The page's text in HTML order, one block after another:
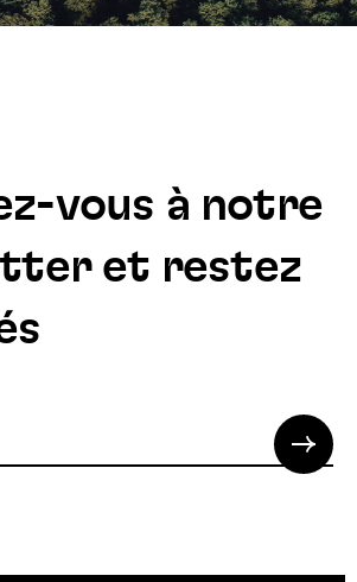
vous à notre
et restez